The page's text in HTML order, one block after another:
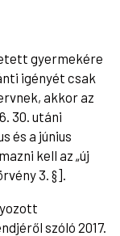
gyermekére
igényét csak
akkor az
30. utáni
és a június
kell az „új
3. §].
szóló 2017.